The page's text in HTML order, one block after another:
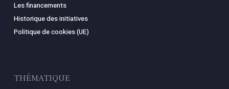
Les financements
Historique des initiatives
Politique de cookies (UE)
THÉMATIQUE